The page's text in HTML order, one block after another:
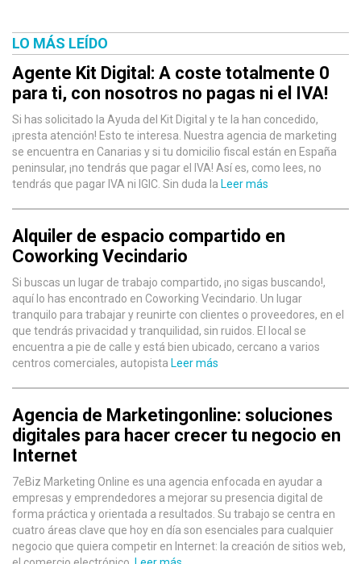
LO MÁS LEÍDO
Agente Kit Digital: A coste totalmente 0
para ti, con nosotros no pagas ni el IVA!
Si has solicitado la Ayuda del Kit Digital y te la han concedido,
¡presta atención! Esto te interesa. Nuestra agencia de marketing
se encuentra en Canarias y si tu domicilio fiscal están en España
peninsular, ¡no tendrás que pagar el IVA! Así es, como lees, no
tendrás que pagar IVA ni IGIC. Sin duda la Leer más
Alquiler de espacio compartido en
Coworking Vecindario
Si buscas un lugar de trabajo compartido, ¡no sigas buscando!,
aquí lo has encontrado en Coworking Vecindario. Un lugar
tranquilo para trabajar y reunirte con clientes o proveedores, en el
que tendrás privacidad y tranquilidad, sin ruidos. El local se
encuentra a pie de calle y está bien ubicado, cercano a varios
centros comerciales, autopista Leer más
Agencia de Marketingonline: soluciones
digitales para hacer crecer tu negocio en
Internet
7eBiz Marketing Online es una agencia enfocada en ayudar a
empresas y emprendedores a mejorar su presencia digital de
forma práctica y orientada a resultados. Su trabajo se centra en
cuatro áreas clave que hoy en día son esenciales para cualquier
negocio que quiera competir en Internet: la creación de sitios web,